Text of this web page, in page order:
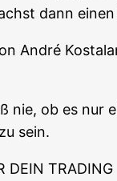
dann
André
nie, ob es nur
sein.
DEIN TRADING